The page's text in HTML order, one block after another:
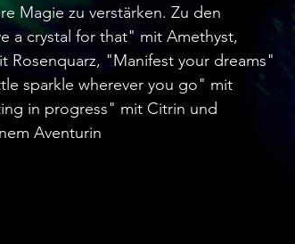
Magie zu verstärken. Zu den
a crystal for that" mit Amethyst,
Rosenquarz, "Manifest your dreams"
sparkle wherever you go" mit
in progress" mit Citrin und
Aventurin